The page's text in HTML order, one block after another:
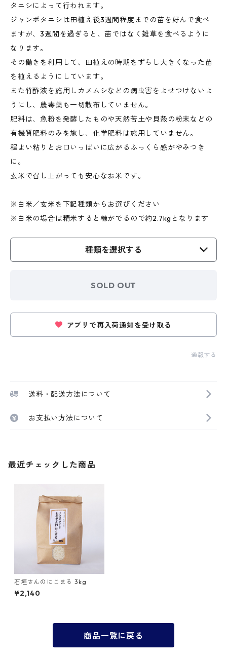
タニシによって行われます。
ジャンボタニシは田植え後3週間程度までの苗を好んで食べ
ますが、3週間を過ぎると、苗ではなく雑草を食べるように
なります。
その働きを利用して、田植えの時期をずらし大きくなった苗
を植えるようにしています。
また竹酢液を施用しカメムシなどの病虫害をよせつけないよ
うにし、農毒薬も一切散布していません。
肥料は、魚粉を発酵したものや天然苦土や貝殻の粉末などの
有機質肥料のみを施し、化学肥料は施用していません。
程よい粘りとお口いっぱいに広がるふっくら感がやみつき
に。
玄米で召し上がっても安心なお米です。
※白米／玄米を下記種類からお選びください
※白米の場合は精米すると糠がでるので約2.7kgとなります
種類を選択する
SOLD OUT
アプリで再入荷通知を受け取る
通報する
送料・配送方法について
お支払い方法について
最近チェックした商品
石垣さんのにこまる 3kg
¥2,140
商品一覧に戻る